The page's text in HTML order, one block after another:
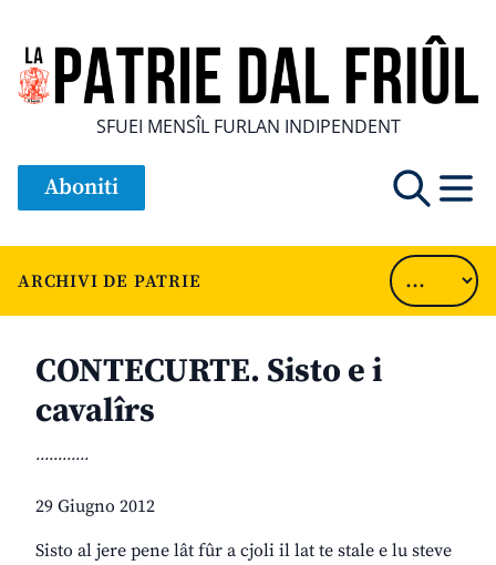
SFUEI MENSÎL FURLAN INDIPENDENT
Aboniti
ARCHIVI DE PATRIE
CONTECURTE. Sisto e i
cavalîrs
............
29 Giugno 2012
Sisto al jere pene lât fûr a cjoli il lat te stale e lu steve